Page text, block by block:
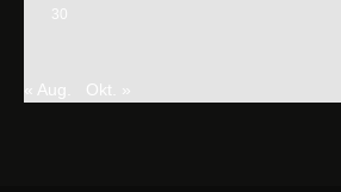
30
« Aug. Okt. »